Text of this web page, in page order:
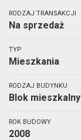
RODZAJ TRANSAKCJI
Na sprzedaż
TYP
Mieszkania
RODZAJ BUDYNKU
Blok mieszkalny
ROK BUDOWY
2008